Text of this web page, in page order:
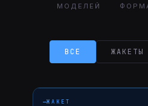
МОДЕЛЕЙ
ВСЕ ЖАКЕТЫ
ЖАКЕТ